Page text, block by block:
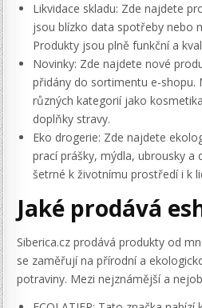
Likvidace skladu: Zde najdete
jsou blízko data spotřeby nebo
Produkty jsou plně funkční a
Novinky: Zde najdete nové
přidány do sortimentu e-shopu.
různých kategorií jako
doplňky stravy.
Eko drogerie: Zde najdete
prací prášky, mýdla, ubrousky a
šetrné k životnímu prostředí i k
Jaké prodává
Siberica.cz prodává produkty od
se zaměřují na přírodní a
potraviny. Mezi nejznámější a